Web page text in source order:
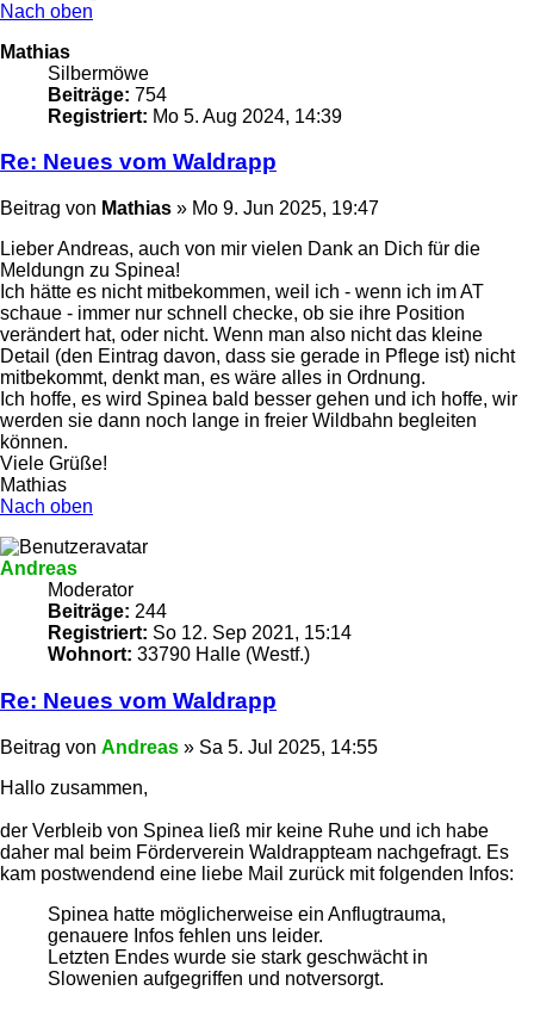
Nach oben
Mathias
Silbermöwe
Beiträge: 754
Registriert: Mo 5. Aug 2024, 14:39
Re: Neues vom Waldrapp
Beitrag von Mathias » Mo 9. Jun 2025, 19:47
Lieber Andreas, auch von mir vielen Dank an Dich für die
Meldungn zu Spinea!
Ich hätte es nicht mitbekommen, weil ich - wenn ich im AT
schaue - immer nur schnell checke, ob sie ihre Position
verändert hat, oder nicht. Wenn man also nicht das kleine
Detail (den Eintrag davon, dass sie gerade in Pflege ist) nicht
mitbekommt, denkt man, es wäre alles in Ordnung.
Ich hoffe, es wird Spinea bald besser gehen und ich hoffe, wir
werden sie dann noch lange in freier Wildbahn begleiten
können.
Viele Grüße!
Mathias
Nach oben
Andreas
Moderator
Beiträge: 244
Registriert: So 12. Sep 2021, 15:14
Wohnort: 33790 Halle (Westf.)
Re: Neues vom Waldrapp
Beitrag von Andreas » Sa 5. Jul 2025, 14:55
Hallo zusammen,
der Verbleib von Spinea ließ mir keine Ruhe und ich habe
daher mal beim Förderverein Waldrappteam nachgefragt. Es
kam postwendend eine liebe Mail zurück mit folgenden Infos:
Spinea hatte möglicherweise ein Anflugtrauma,
genauere Infos fehlen uns leider.
Letzten Endes wurde sie stark geschwächt in
Slowenien aufgegriffen und notversorgt.